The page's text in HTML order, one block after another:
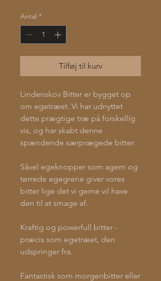
Antal *
Tilføj til kurv
Lindenskov Bitter er bygget op
om egetræet. Vi har udnyttet
dette prægtige træ på forskellig
vis, og har skabt denne
spændende særprægede bitter.
Såvel egeknopper som agern og
tørrede egegrene giver vores
bitter lige det vi gerne vil have
den til at smage af.
Kraftig og powerfull bitter -
præcis som egetræet, den
udspringer fra.
Fantastisk som morgenbitter eller